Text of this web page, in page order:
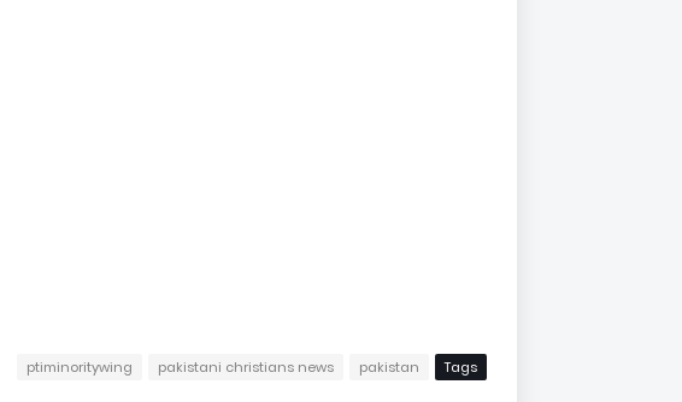
Tags
pakistan
pakistani christians news
ptiminoritywing